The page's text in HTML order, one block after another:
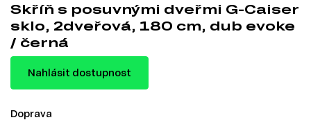
Skříň s posuvnými dveřmi G-Caiser
sklo, 2dveřová, 180 cm, dub evoke
/ černá
Nahlásit dostupnost
Doprava